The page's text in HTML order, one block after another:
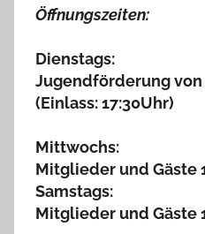
Öffnungszeiten:
Dienstags:
Jugendförderung von
(Einlass: 17:30Uhr)
Mittwochs:
Mitglieder und Gäste
Samstags:
Mitglieder und Gäste